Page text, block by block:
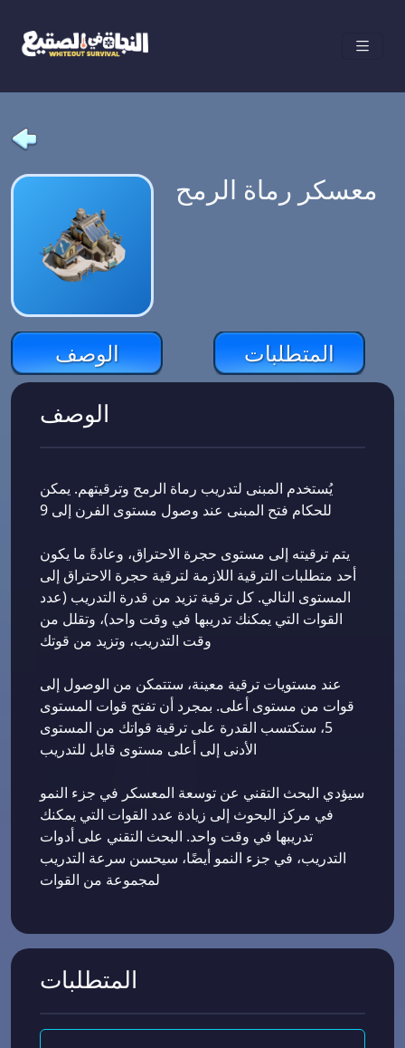
معسكر رماة الرمح
الوصف المتطلبات
الوصف
يُستخدم المبنى لتدريب رماة الرمح وترقيتهم. يمكن
للحكام فتح المبنى عند وصول مستوى الفرن إلى 9
يتم ترقيته إلى مستوى حجرة الاحتراق، وعادةً ما يكون
أحد متطلبات الترقية اللازمة لترقية حجرة الاحتراق إلى
المستوى التالي. كل ترقية تزيد من قدرة التدريب (عدد
القوات التي يمكنك تدريبها في وقت واحد)، وتقلل من
وقت التدريب، وتزيد من قوتك
عند مستويات ترقية معينة، ستتمكن من الوصول إلى
قوات من مستوى أعلى. بمجرد أن تفتح قوات المستوى
5، ستكتسب القدرة على ترقية قواتك من المستوى
الأدنى إلى أعلى مستوى قابل للتدريب
سيؤدي البحث التقني عن توسعة المعسكر في جزء النمو
في مركز البحوث إلى زيادة عدد القوات التي يمكنك
تدريبها في وقت واحد. البحث التقني على أدوات
التدريب، في جزء النمو أيضًا، سيحسن سرعة التدريب
لمجموعة من القوات
المتطلبات